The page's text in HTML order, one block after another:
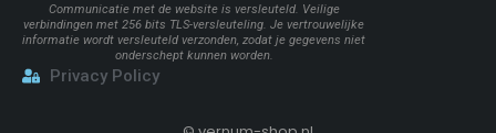
Communicatie met de website is versleuteld. Veilige
verbindingen met 256 bits TLS-versleuteling. Je vertrouwelijke
informatie wordt versleuteld verzonden, zodat je gegevens niet
onderschept kunnen worden.
Privacy Policy